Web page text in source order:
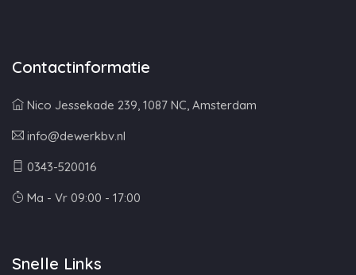
Contactinformatie
Nico Jessekade 239, 1087 NC, Amsterdam
info@dewerkbv.nl
0343-520016
Ma - Vr 09:00 - 17:00
Snelle Links